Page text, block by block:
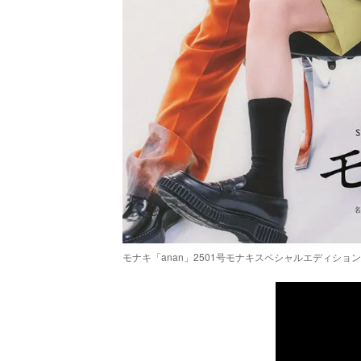
モナキ「anan」2501号モナキスペシャルエディショ